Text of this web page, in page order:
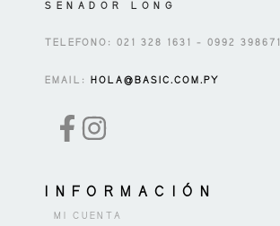
SENADOR LONG
TELEFONO: 021 328 1631 – 0992 398671
EMAIL: HOLA@BASIC.COM.PY
INFORMACIÓN
MI CUENTA